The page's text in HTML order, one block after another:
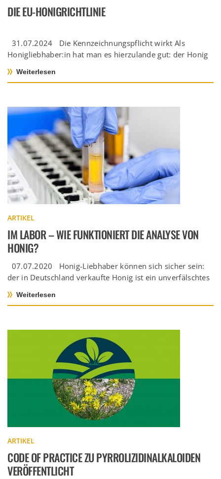
DIE EU-HONIGRICHTLINIE
31.07.2024 Die Kennzeichnungspflicht wirkt Als
Honigliebhaber:in hat man es hierzulande gut: der Honig
Weiterlesen
ARTIKEL
IM LABOR – WIE FUNKTIONIERT DIE ANALYSE VON
HONIG?
07.07.2020 Honig-Liebhaber können sich sicher sein:
der in Deutschland verkaufte Honig ist ein unverfälschtes
Weiterlesen
ARTIKEL
CODE OF PRACTICE ZU PYRROLIZIDINALKALOIDEN
VERÖFFENTLICHT